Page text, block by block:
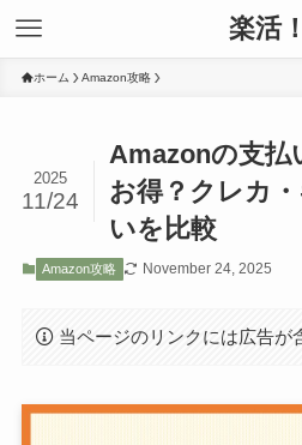
楽活！
ホーム Amazon攻略
Amazonの支払
お得？クレカ
いを比較
2025
11/24
Amazon攻略 November 24, 2025
当ページのリンクには広告が